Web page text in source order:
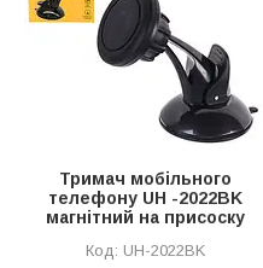
Тримач мобільного
телефону UH -2022BK
магнітний на присоску
UH-2022BK